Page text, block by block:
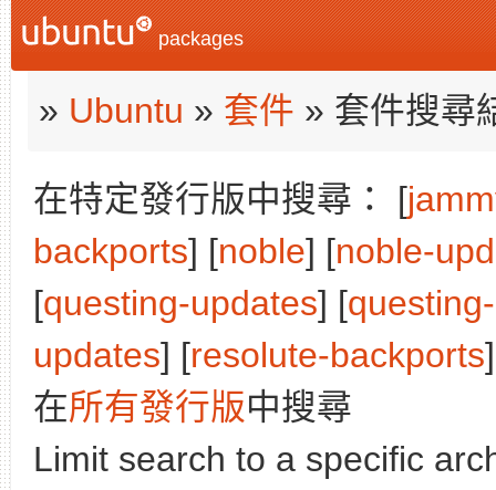
packages
» Ubuntu » 套件 » 套件搜尋
在特定發行版中搜尋： [
backports] [noble] [noble-
[questing-updates] [
updates] [resolute-backports
在所有發行版中搜尋
Limit search to a specific